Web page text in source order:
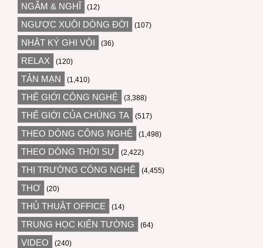
NGẪM & NGHĨ (12)
NGƯỢC XUÔI DÒNG ĐỜI (107)
NHẬT KÝ GHI VỘI (36)
RELAX (120)
TẢN MẠN (1,410)
THẾ GIỚI CÔNG NGHỆ (3,388)
THẾ GIỚI CỦA CHÚNG TA (517)
THEO DÒNG CÔNG NGHỆ (1,498)
THEO DÒNG THỜI SỰ (2,422)
THỊ TRƯỜNG CÔNG NGHỆ (4,455)
THƠ (20)
THỦ THUẬT OFFICE (14)
TRUNG HỌC KIẾN TƯỜNG (64)
VIDEO (240)